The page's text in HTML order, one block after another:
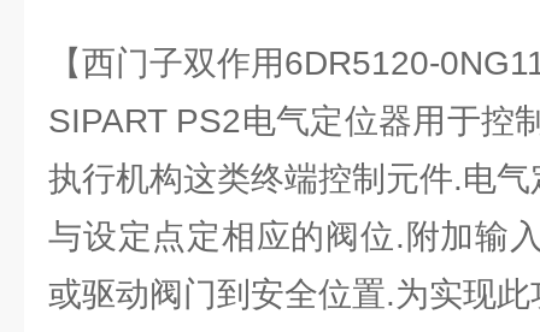
【西门子双作用6DR5120-
SIPART PS2电气定位器用于控
执行机构这类终端控制元件.电
与设定点定相应的阀位.附加输
或驱动阀门到安全位置.为实现